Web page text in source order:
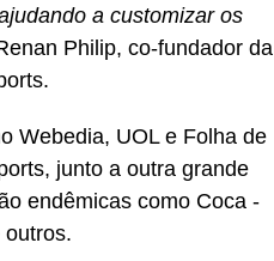
a customizar os
Philip, co-fundador da
Webedia, UOL e Folha de
junto a outra grande
endêmicas como Coca -
outros.